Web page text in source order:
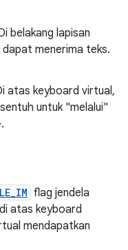
belakang lapisan
menerima teks.
atas keyboard virtual,
untuk "melalui"
flag jendela
atas keyboard
mendapatkan